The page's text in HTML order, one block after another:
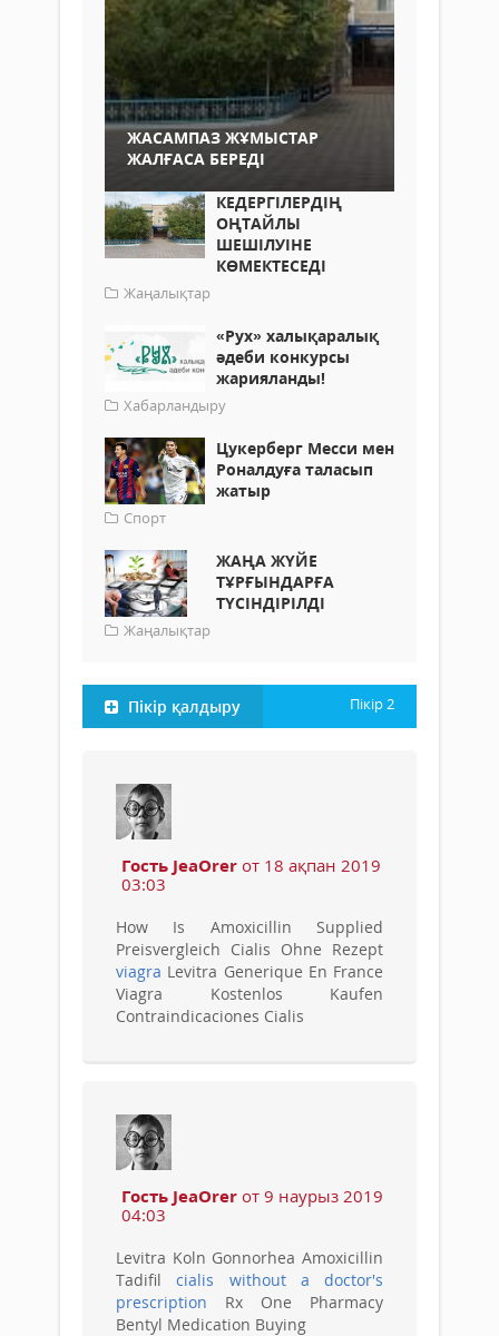
ЖАСАМПАЗ ЖҰМЫСТАР
ЖАЛҒАСА БЕРЕДІ
КЕДЕРГІЛЕРДІҢ
ОҢТАЙЛЫ
ШЕШІЛУІНЕ
КӨМЕКТЕСЕДІ
Жаңалықтар
«Рух» халықаралық
әдеби конкурсы
жарияланды!
Хабарландыру
Цукерберг Месси мен
Роналдуға таласып
жатыр
Спорт
ЖАҢА ЖҮЙЕ
ТҰРҒЫНДАРҒА
ТҮСІНДІРІЛДІ
Жаңалықтар
Пікір қалдыру Пікір2
Гость JeaOrer от 18 ақпан 2019
03:03
How Is Amoxicillin Supplied
Preisvergleich Cialis Ohne Rezept
viagra Levitra Generique En France
Viagra Kostenlos Kaufen
Contraindicaciones Cialis
Гость JeaOrer от 9 наурыз 2019
04:03
Levitra Koln Gonnorhea Amoxicillin
Tadifilcialis without a doctor's
prescription Rx One Pharmacy
Bentyl Medication Buying